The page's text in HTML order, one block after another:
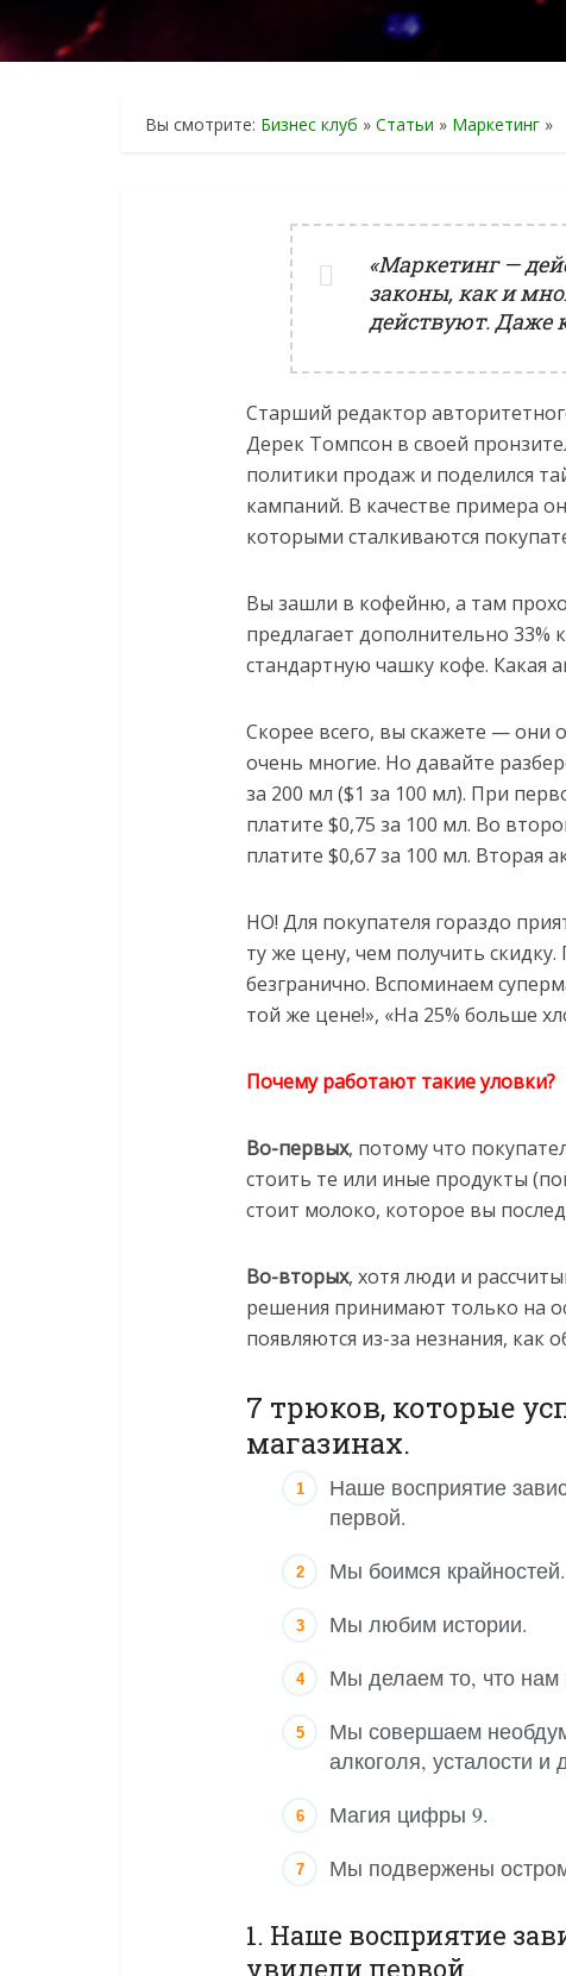
Вы смотрите: Бизнес клуб » Статьи » Маркетинг »
«Маркетинг —
законы, как и
действуют. Даже
Старший редактор
Дерек Томпсон в своей
политики продаж и поделился
кампаний. В качестве примера
которыми сталкиваются
Вы зашли в кофейню, а там
предлагает дополнительно 33%
стандартную чашку кофе. Какая
Скорее всего, вы скажете — они
очень многие. Но давайте
за 200 мл ($1 за 100 мл). При
платите $0,75 за 100 мл. Во
платите $0,67 за 100 мл. Вторая
НО! Для покупателя гораздо
ту же цену, чем получить
безгранично. Вспоминаем
той же цене!», «На 25% больше
Почему работают такие уловки?
Во-первых, потому что
стоить те или иные продукты
стоит молоко, которое вы
Во-вторых, хотя люди и
решения принимают только на
появляются из-за незнания, как
7 трюков, которые
магазинах.
Наше восприятие
первой.
Мы боимся крайностей.
Мы любим истории.
Мы делаем то, что нам
Мы совершаем
алкоголя, усталости и
Магия цифры 9.
Мы подвержены
1. Наше восприятие
увидели первой.